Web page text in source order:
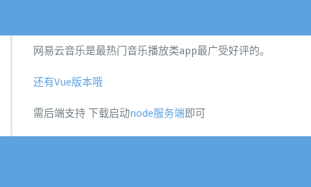
网易云音乐是最热门音乐播放类app最广受好评的。
还有Vue版本哦
需后端支持 下载启动node服务端即可